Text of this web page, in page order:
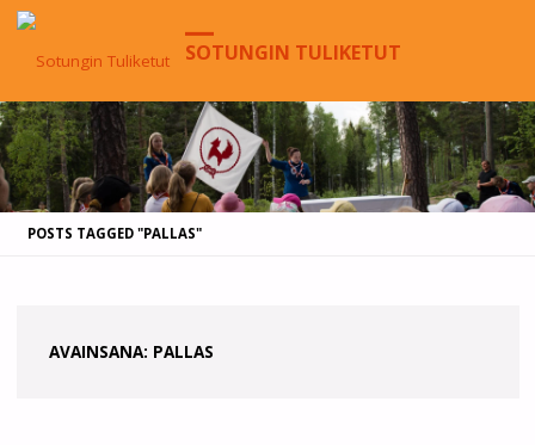
SOTUNGIN TULIKETUT
HOME
POSTS TAGGED "PALLAS"
AVAINSANA: PALLAS